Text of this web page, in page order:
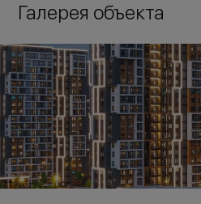
Галерея объекта